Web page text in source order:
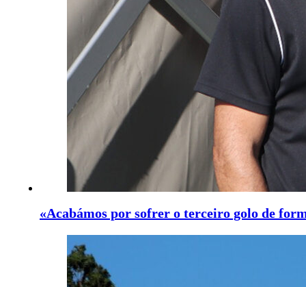
«Acabámos por sofrer o terceiro golo de